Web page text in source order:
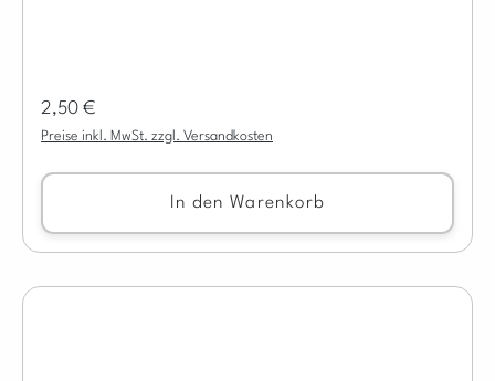
Regulärer Preis:
2,50 €
Preise inkl. MwSt. zzgl. Versandkosten
In den Warenkorb